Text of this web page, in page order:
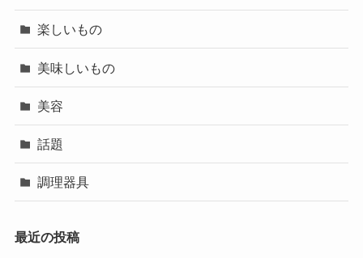
楽しいもの
美味しいもの
美容
話題
調理器具
最近の投稿